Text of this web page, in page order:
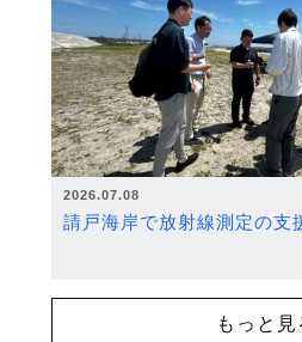
2026.07.08
請戸海岸で放射線測定の支
もっと見